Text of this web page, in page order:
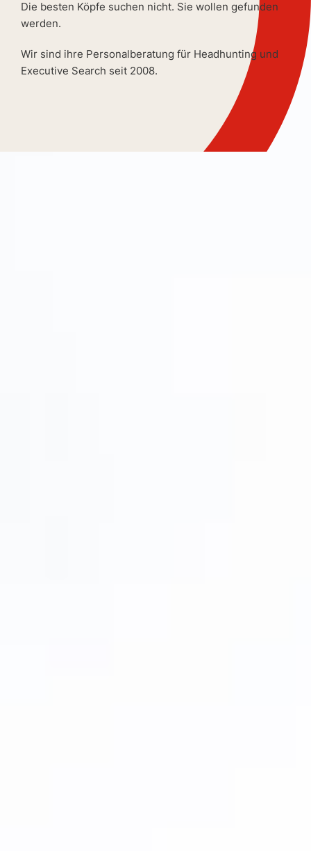
Die besten Köpfe suchen nicht. Sie wollen gefunden
werden.
Wir sind ihre Personalberatung für Headhunting und
Executive Search seit 2008.